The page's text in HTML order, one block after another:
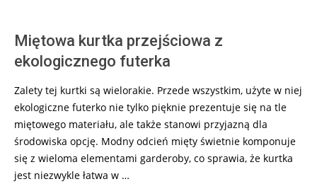
Miętowa kurtka przejściowa z
ekologicznego futerka
Zalety tej kurtki są wielorakie. Przede wszystkim, użyte w niej
ekologiczne futerko nie tylko pięknie prezentuje się na tle
miętowego materiału, ale także stanowi przyjazną dla
środowiska opcję. Modny odcień mięty świetnie komponuje
się z wieloma elementami garderoby, co sprawia, że kurtka
jest niezwykle łatwa w …